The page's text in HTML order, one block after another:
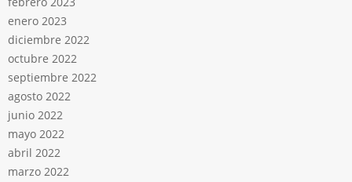
enero 2023
diciembre 2022
octubre 2022
septiembre 2022
agosto 2022
junio 2022
mayo 2022
abril 2022
marzo 2022